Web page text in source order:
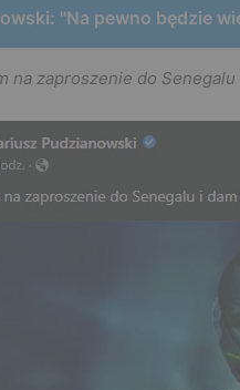
"Na pewno będzie
na zaproszenie do